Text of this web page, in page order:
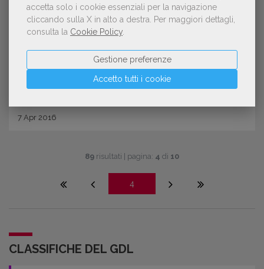
accetta solo i cookie essenziali per la navigazione
cliccando sulla X in alto a destra.
Per maggiori dettagli,
consulta la Cookie Policy
Accetto tutti i cookie
Gestione preferenze
L’importanza dell’assortimento al
centro del prossimo corso della
Scuola UEM. Intervista a Romano
Montroni
7 Apr 2016
89 risultati | pagina: 4 di 10
4
CLASSIFICHE DEL GDL